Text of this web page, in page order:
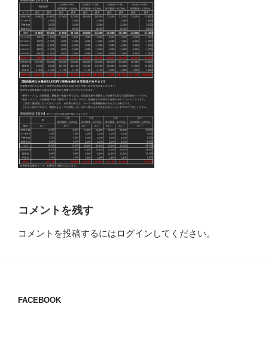
コメントを残す
コメントを投稿するにはログイン してください。
FACEBOOK